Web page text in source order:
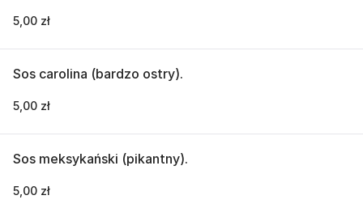
5,00 zł
Sos carolina (bardzo ostry).
5,00 zł
Sos meksykański (pikantny).
5,00 zł